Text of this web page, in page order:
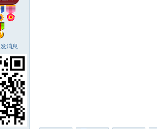
发消息